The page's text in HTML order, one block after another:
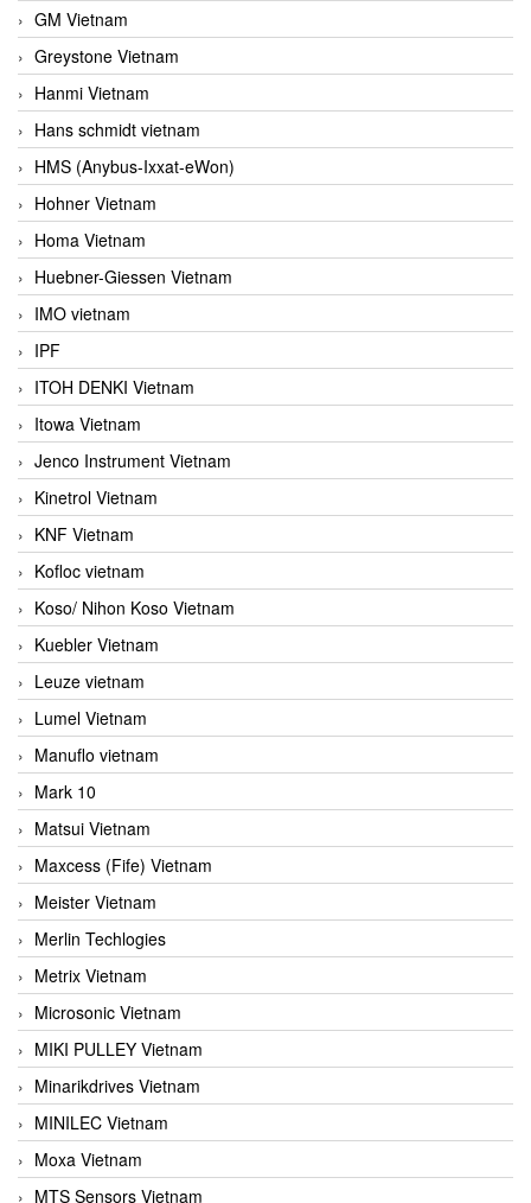
GM Vietnam
Greystone Vietnam
Hanmi Vietnam
Hans schmidt vietnam
HMS (Anybus-Ixxat-eWon)
Hohner Vietnam
Homa Vietnam
Huebner-Giessen Vietnam
IMO vietnam
IPF
ITOH DENKI Vietnam
Itowa Vietnam
Jenco Instrument Vietnam
Kinetrol Vietnam
KNF Vietnam
Kofloc vietnam
Koso/ Nihon Koso Vietnam
Kuebler Vietnam
Leuze vietnam
Lumel Vietnam
Manuflo vietnam
Mark 10
Matsui Vietnam
Maxcess (Fife) Vietnam
Meister Vietnam
Merlin Techlogies
Metrix Vietnam
Microsonic Vietnam
MIKI PULLEY Vietnam
Minarikdrives Vietnam
MINILEC Vietnam
Moxa Vietnam
MTS Sensors Vietnam